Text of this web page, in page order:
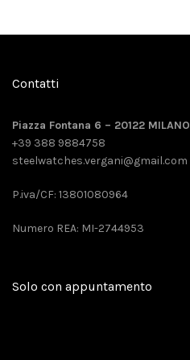
Contatti
Piazza Fontana 6 – 20122 MILANO
+39 388 9884758
steelwatches.vergani@gmail.com
P.iva/CF: 13801080964
Numero REA: MI-2744953
Solo con appuntamento